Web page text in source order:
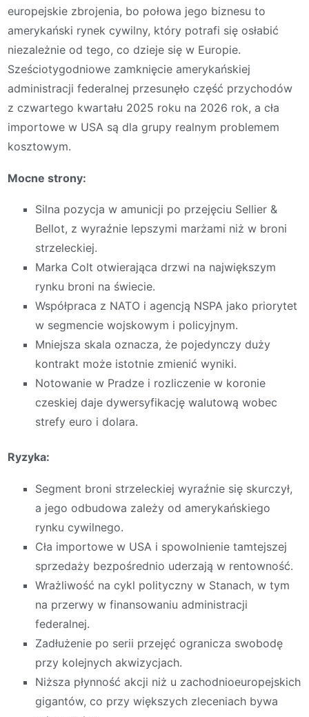
europejskie zbrojenia, bo połowa jego biznesu to
amerykański rynek cywilny, który potrafi się osłabić
niezależnie od tego, co dzieje się w Europie.
Sześciotygodniowe zamknięcie amerykańskiej
administracji federalnej przesunęło część przychodów
z czwartego kwartału 2025 roku na 2026 rok, a cła
importowe w USA są dla grupy realnym problemem
kosztowym.
Mocne strony:
Silna pozycja w amunicji po przejęciu Sellier &
Bellot, z wyraźnie lepszymi marżami niż w broni
strzeleckiej.
Marka Colt otwierająca drzwi na największym
rynku broni na świecie.
Współpraca z NATO i agencją NSPA jako priorytet
w segmencie wojskowym i policyjnym.
Mniejsza skala oznacza, że pojedynczy duży
kontrakt może istotnie zmienić wyniki.
Notowanie w Pradze i rozliczenie w koronie
czeskiej daje dywersyfikację walutową wobec
strefy euro i dolara.
Ryzyka:
Segment broni strzeleckiej wyraźnie się skurczył,
a jego odbudowa zależy od amerykańskiego
rynku cywilnego.
Cła importowe w USA i spowolnienie tamtejszej
sprzedaży bezpośrednio uderzają w rentowność.
Wrażliwość na cykl polityczny w Stanach, w tym
na przerwy w finansowaniu administracji
federalnej.
Zadłużenie po serii przejęć ogranicza swobodę
przy kolejnych akwizycjach.
Niższa płynność akcji niż u zachodnioeuropejskich
gigantów, co przy większych zleceniach bywa